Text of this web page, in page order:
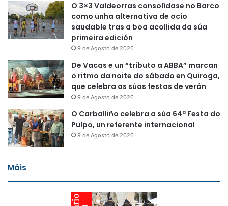
O 3×3 Valdeorras consolídase no Barco
como unha alternativa de ocio
saudable tras a boa acollida da súa
primeira edición
9 de Agosto de 2026
De Vacas e un “tributo a ABBA” marcan
o ritmo da noite do sábado en Quiroga,
que celebra as súas festas de verán
9 de Agosto de 2026
O Carballiño celebra a súa 64ª Festa do
Pulpo, un referente internacional
9 de Agosto de 2026
Máis